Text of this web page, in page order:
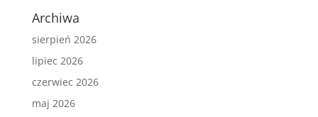
Archiwa
sierpień 2026
lipiec 2026
czerwiec 2026
maj 2026